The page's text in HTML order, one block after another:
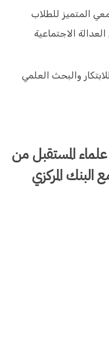
المتميز للطلاب
الاجتماعية
والبحث العلمي
المستقبل من
البنك المركزي